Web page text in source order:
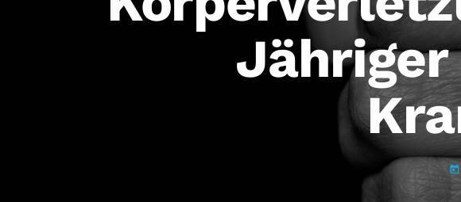
Jähriger
today